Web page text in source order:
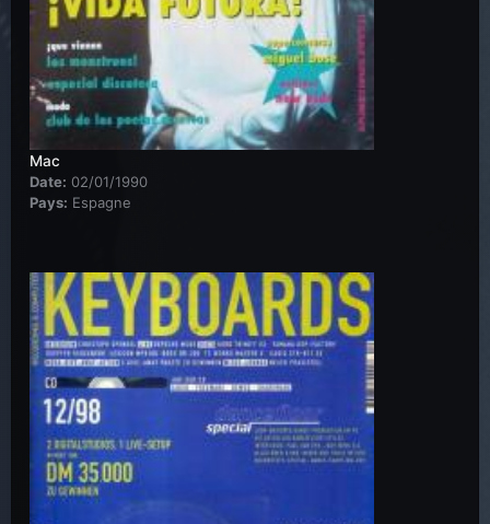
Mac
Date: 02/01/1990
Pays: Espagne